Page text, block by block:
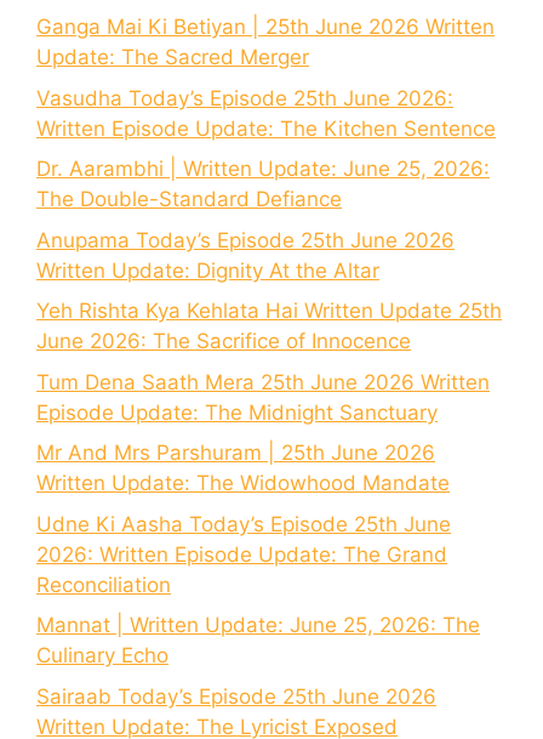
Ganga Mai Ki Betiyan | 25th June 2026 Written
Update: The Sacred Merger
Vasudha Today’s Episode 25th June 2026:
Written Episode Update: The Kitchen Sentence
Dr. Aarambhi | Written Update: June 25, 2026:
The Double-Standard Defiance
Anupama Today’s Episode 25th June 2026
Written Update: Dignity At the Altar
Yeh Rishta Kya Kehlata Hai Written Update 25th
June 2026: The Sacrifice of Innocence
Tum Dena Saath Mera 25th June 2026 Written
Episode Update: The Midnight Sanctuary
Mr And Mrs Parshuram | 25th June 2026
Written Update: The Widowhood Mandate
Udne Ki Aasha Today’s Episode 25th June
2026: Written Episode Update: The Grand
Reconciliation
Mannat | Written Update: June 25, 2026: The
Culinary Echo
Sairaab Today’s Episode 25th June 2026
Written Update: The Lyricist Exposed